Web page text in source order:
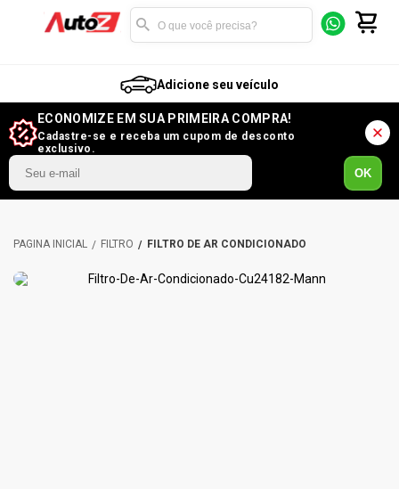
Adicione seu veículo
ECONOMIZE EM SUA PRIMEIRA COMPRA!
Cadastre-se e receba um cupom de desconto
exclusivo.
OK
FILTRO FILTRO DE AR CONDICIONADO